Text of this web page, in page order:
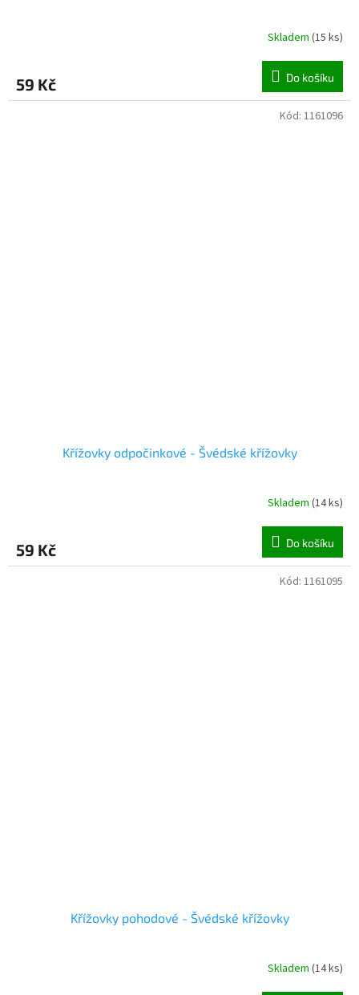
Skladem (15 ks)
59 Kč Do košíku
Křížovky odpočinkové - Švédské křížovky
Skladem (14 ks)
59 Kč Do košíku
Kód: 1161096
Křížovky pohodové - Švédské křížovky
Skladem (14 ks)
Kód: 1161095